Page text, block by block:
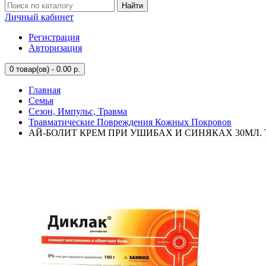
Найти
Личный кабинет
Регистрация
Авторизация
0 товар(ов) - 0.00 р.
Главная
Семья
Сезон, Импульс, Травма
Травматические Повреждения Кожных Покровов
АЙ-БОЛИТ КРЕМ ПРИ УШИБАХ И СИНЯКАХ 30МЛ.